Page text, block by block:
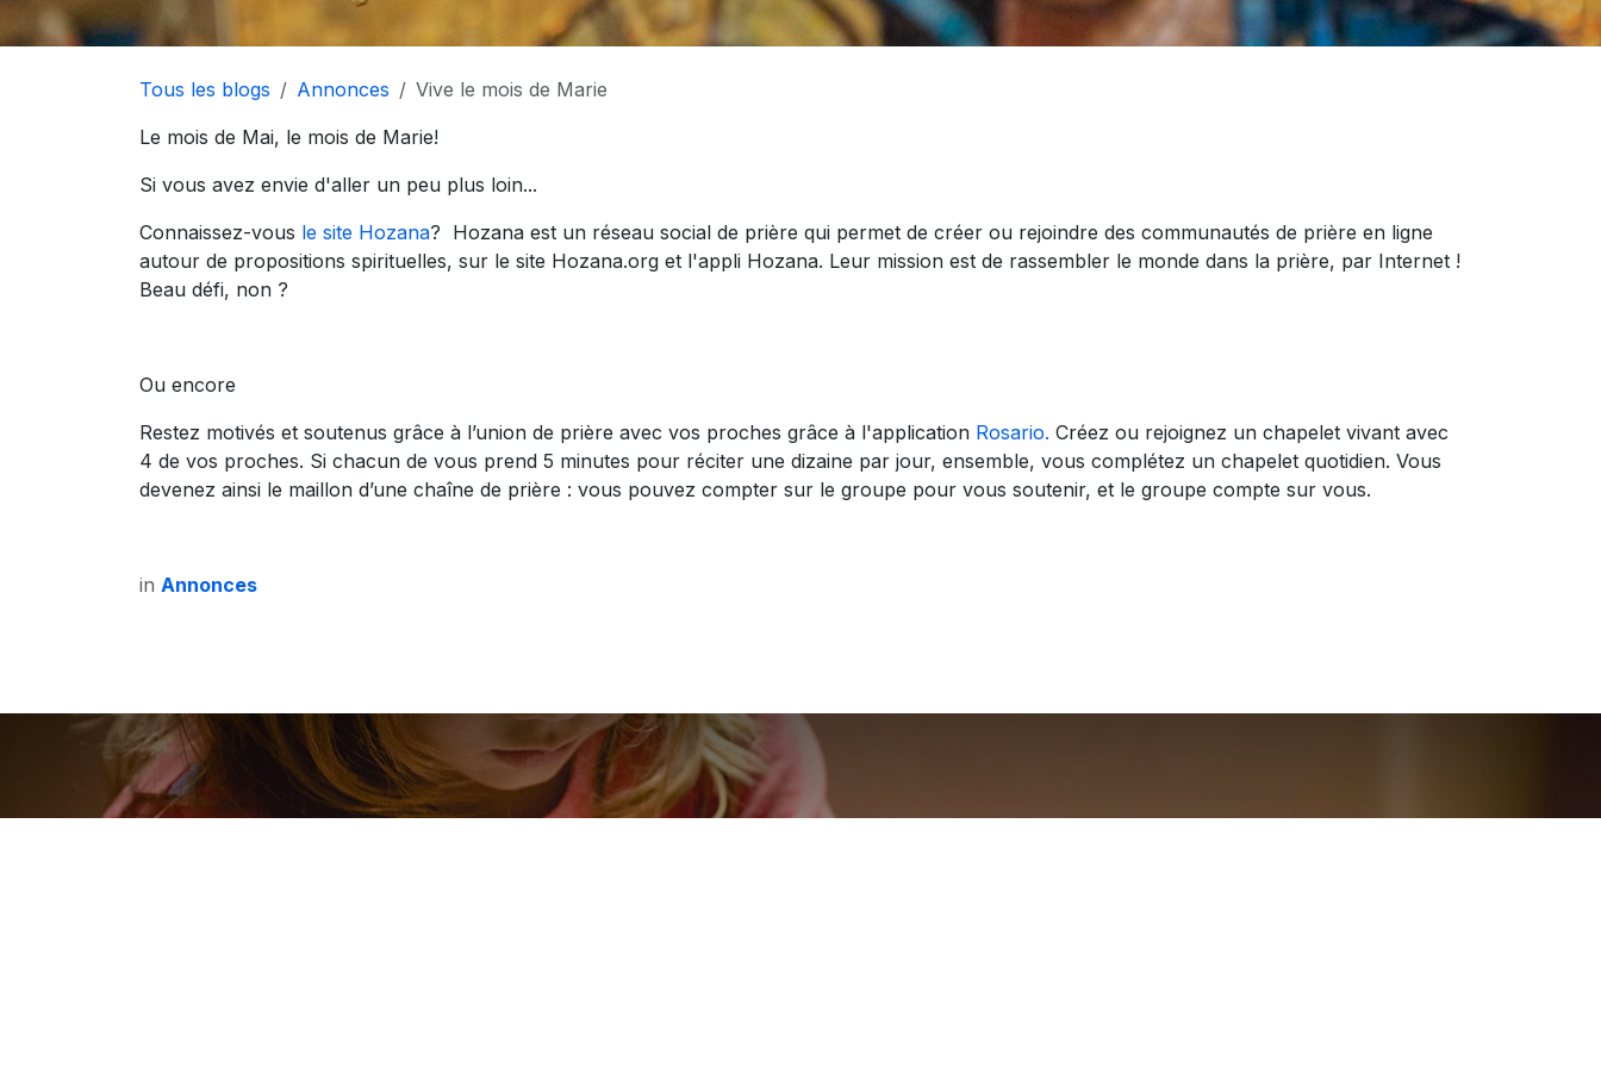
Tous les blogs Annonces
Vive le mois de Marie
Le mois de Mai, le mois de Marie!
Si vous avez envie d'aller un peu plus loin...
Connaissez-vous le site Hozana? Hozana est un réseau social de prière qui permet de créer ou rejoindre des communautés de prière en ligne
autour de propositions spirituelles, sur le site Hozana.org et l'appli Hozana. Leur mission est de rassembler le monde dans la prière, par Internet !
Beau défi, non ?
Ou encore
Restez motivés et soutenus grâce à l’union de prière avec vos proches grâce à l'application Rosario. Créez ou rejoignez un chapelet vivant avec
4 de vos proches. Si chacun de vous prend 5 minutes pour réciter une dizaine par jour, ensemble, vous complétez un chapelet quotidien. Vous
devenez ainsi le maillon d’une chaîne de prière : vous pouvez compter sur le groupe pour vous soutenir, et le groupe compte sur vous.
in Annonces